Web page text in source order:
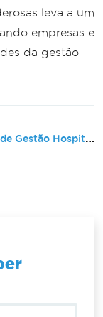
leva a um
empresas e
da gestão
Software de Gestão Hospitalar (Sol...